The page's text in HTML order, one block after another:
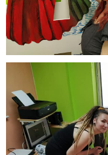
- Etický kódex
zamestnancov
Vyučované odbory
- Hudobný odbor
- Výtvarný odbor
- Tanečný odbor
- Literárno –